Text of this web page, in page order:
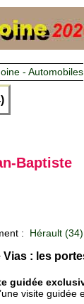
- Automobiles
Baptiste
: Hérault (34)
Vias : les
guidée
visite guidée